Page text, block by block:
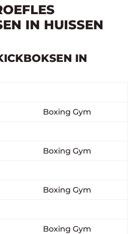
IN HUISSEN
IN
Boxing Gym
Boxing Gym
Boxing Gym
Boxing Gym